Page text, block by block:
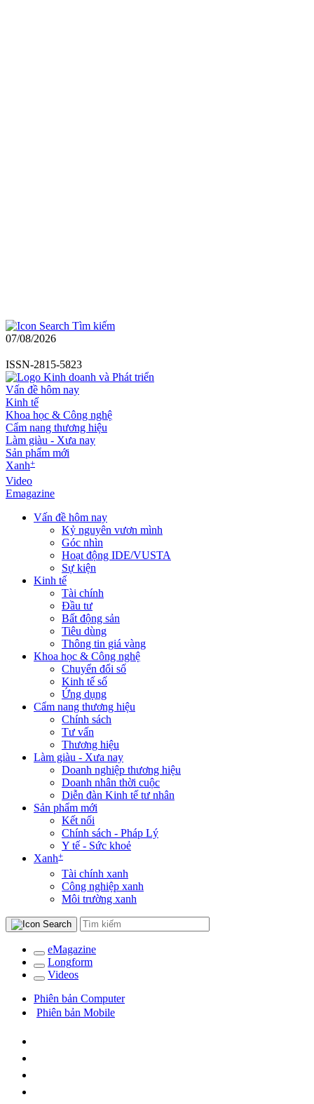
Tìm kiếm
07/08/2026
ISSN-2815-5823
Vấn đề hôm nay
Kinh tế
Khoa học & Công nghệ
Cẩm nang thương hiệu
Làm giàu - Xưa nay
Sản phẩm mới
Xanh+
Video
Emagazine
Vấn đề hôm nay
Kỷ nguyên vươn mình
Góc nhìn
Hoạt động IDE/VUSTA
Sự kiện
Kinh tế
Tài chính
Đầu tư
Bất động sản
Tiêu dùng
Thông tin giá vàng
Khoa học & Công nghệ
Chuyển đổi số
Kinh tế số
Ứng dụng
Cẩm nang thương hiệu
Chính sách
Tư vấn
Thương hiệu
Làm giàu - Xưa nay
Doanh nghiệp thương hiệu
Doanh nhân thời cuộc
Diễn đàn Kinh tế tư nhân
Sản phẩm mới
Kết nối
Chính sách - Pháp Lý
Y tế - Sức khoẻ
Xanh+
Tài chính xanh
Công nghiệp xanh
Môi trường xanh
eMagazine
Longform
Videos
Phiên bản Computer
Phiên bản Mobile